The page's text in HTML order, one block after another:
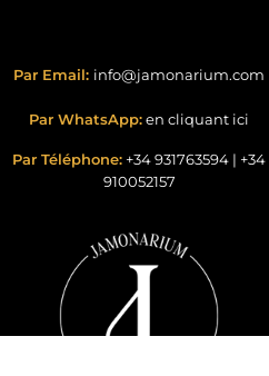
Par Email: info@jamonarium.com
Par WhatsApp:en cliquant ici
Par Téléphone: +34 931763594 | +34
910052157